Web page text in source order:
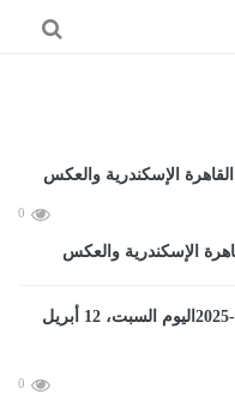
0
الإسكندرية والعكس
0